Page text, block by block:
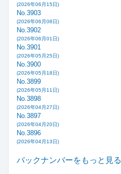
(2026年06月15日)
No.3903
(2026年06月08日)
No.3902
(2026年06月01日)
No.3901
(2026年05月25日)
No.3900
(2026年05月18日)
No.3899
(2026年05月11日)
No.3898
(2026年04月27日)
No.3897
(2026年04月20日)
No.3896
(2026年04月13日)
バックナンバーをもっと見る